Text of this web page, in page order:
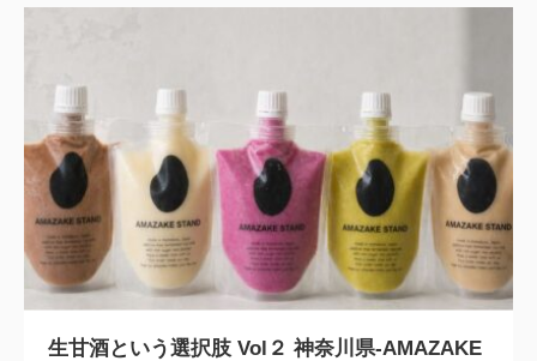
生甘酒という選択肢 Vol２ 神奈川県-AMAZAKE